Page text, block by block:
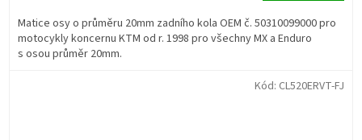
Matice osy o průměru 20mm zadního kola OEM č. 50310099000 pro
motocykly koncernu KTM od r. 1998 pro všechny MX a Enduro
s osou průměr 20mm.
Kód: CL520ERVT-FJ